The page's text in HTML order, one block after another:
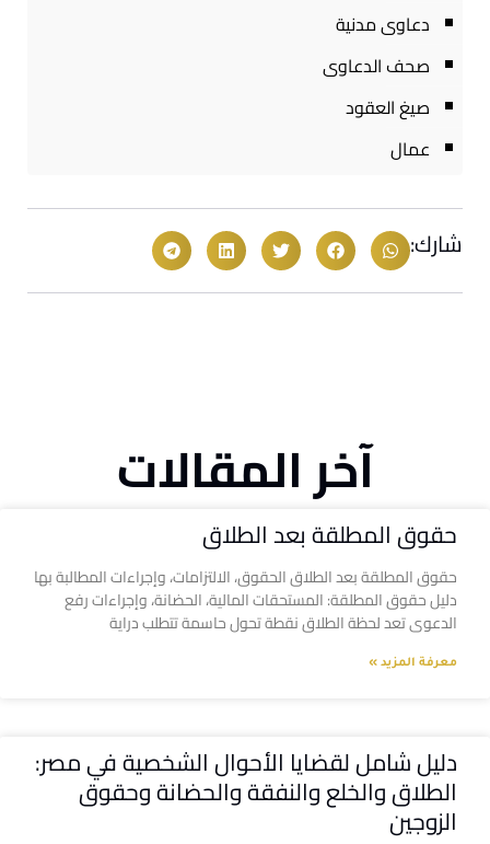
دعاوى مدنية
صحف الدعاوى
صيغ العقود
عمال
شارك:
آخر المقالات
حقوق المطلقة بعد الطلاق
حقوق المطلقة بعد الطلاق الحقوق، الالتزامات، وإجراءات المطالبة بها
دليل حقوق المطلقة: المستحقات المالية، الحضانة، وإجراءات رفع
الدعوى تعد لحظة الطلاق نقطة تحول حاسمة تتطلب دراية
معرفة المزيد »
دليل شامل لقضايا الأحوال الشخصية في مصر:
الطلاق والخلع والنفقة والحضانة وحقوق
الزوجين